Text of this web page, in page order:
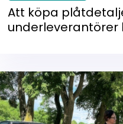
Att köpa